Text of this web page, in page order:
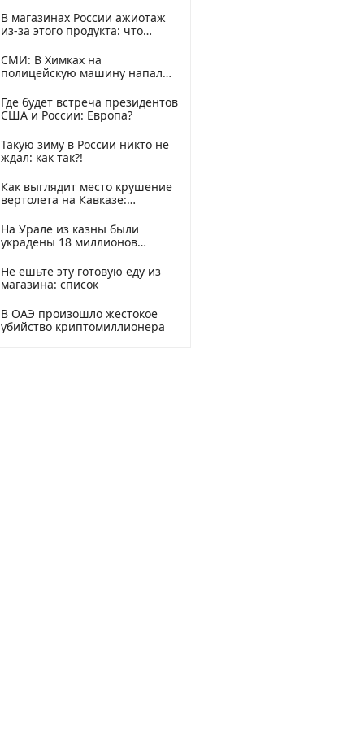
В магазинах России ажиотаж
из-за этого продукта: что
СМИ: В Химках на
полицейскую машину напали
Где будет встреча президентов
США и России: Европа?
Такую зиму в России никто не
ждал: как так?!
Как выглядит место крушение
вертолета на Кавказе:
На Урале из казны были
украдены 18 миллионов
Не ешьте эту готовую еду из
магазина: список
В ОАЭ произошло жестокое
убийство криптомиллионера